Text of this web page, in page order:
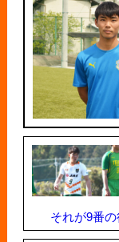
それが9番の